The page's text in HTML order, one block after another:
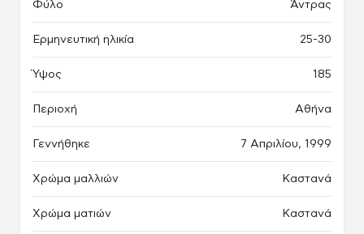
Φύλο Άντρας
Ερμηνευτική ηλικία 25-30
Ύψος 185
Περιοχή Αθήνα
Γεννήθηκε 7 Απριλίου, 1999
Χρώμα μαλλιών Καστανά
Χρώμα ματιών Καστανά